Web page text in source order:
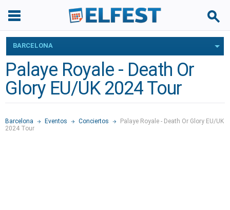
BARCELONA
Palaye Royale - Death Or
Glory EU/UK 2024 Tour
Barcelona Eventos Conciertos
Palaye Royale - Death Or Glory EU/UK
2024 Tour